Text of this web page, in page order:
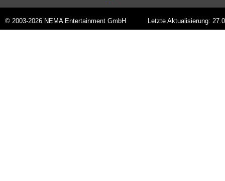
© 2003-2026 NEMA Entertainment GmbH Letzte Aktualisierung: